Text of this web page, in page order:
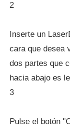
2
Inserte un
cara que desea
dos partes que
hacia abajo es
3
Pulse el botón